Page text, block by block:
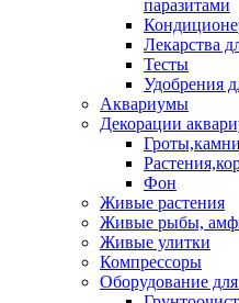
паразитами
Лекарства
Тесты
Удобрения
Аквариумы
Декорации
Гроты,камни
Фон
Живые растения
Живые рыбы,
Живые улитки
Компрессоры
Оборудование